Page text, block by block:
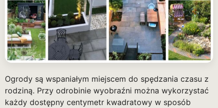
Ogrody są wspaniałym miejscem do spędzania czasu z
rodziną. Przy odrobinie wyobraźni można wykorzystać
każdy dostępny centymetr kwadratowy w sposób